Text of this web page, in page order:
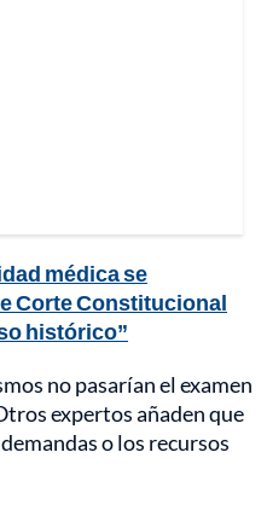
médica se
Corte Constitucional
histórico”
no pasarían el examen
expertos añaden que
o los recursos